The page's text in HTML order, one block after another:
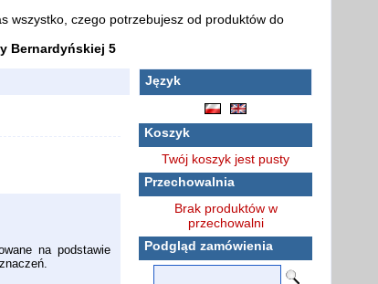
wszystko, czego potrzebujesz od produktów do
Bernardyńskiej 5
na podstawie
Język
Koszyk
Twój koszyk jest pusty
Przechowalnia
Brak produktów w
przechowalni
Podgląd zamówienia